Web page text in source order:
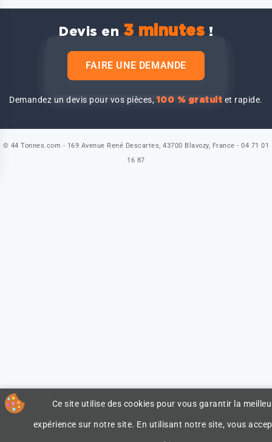
Devis en 3 minutes !
FAIRE UNE DEMANDE
Demandez un devis pour vos pièces,100 % gratuit et rapide.
Ce site utilise des cookies pour vous garantir la
expérience sur notre site. En utilisant notre site, vous
© 44 Tonnes.com - 169 Avenue René Descartes, 43700 Blavozy, France - 04 71 01
16 87